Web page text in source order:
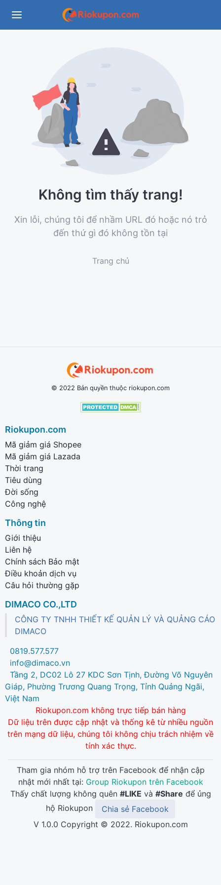
Không tìm thấy trang!
Xin lỗi, chúng tôi để nhầm URL đó hoặc nó trỏ
đến thứ gì đó không tồn tại
Trang chủ
© 2022 Bản quyền thuộc riokupon.com
Riokupon.com
Mã giảm giá Shopee
Mã giảm giá Lazada
Thời trang
Tiêu dùng
Đời sống
Công nghệ
Thông tin
Giới thiệu
Liên hệ
Chính sách Bảo mật
Điều khoản dịch vụ
Câu hỏi thường gặp
DIMACO CO.,LTD
CÔNG TY TNHH THIẾT KẾ QUẢN LÝ VÀ QUẢNG CÁO
DIMACO
0819.577.577
info@dimaco.vn
Tầng 2, DC02 Lô 27 KDC Sơn Tịnh, Đường Võ Nguyên
Giáp, Phường Trương Quang Trọng, Tỉnh Quảng Ngãi,
Việt Nam
Riokupon.com không trực tiếp bán hàng
Dữ liệu trên được cập nhật và thống kê từ nhiều nguồn
trên mạng dữ liệu, chúng tôi không chịu trách nhiệm về
tính xác thực.
Tham gia nhóm hỗ trợ trên Facebook để nhận cập
nhật mới nhất tại: Group Riokupon trên Facebook
Thấy chất lượng không quên #LIKE và #Share để ủng
hộ Riokupon
Chia sẻ Facebook
V 1.0.0 Copyright © 2022. Riokupon.com